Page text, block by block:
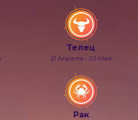
Телец
21 Апреля - 20 Мая
Рак